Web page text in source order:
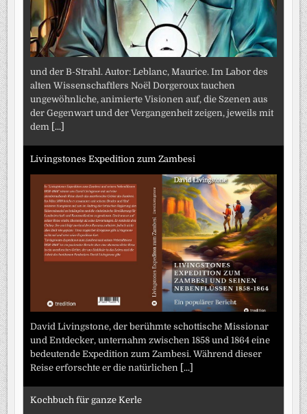
und der B-Strahl. Autor: Leblanc, Maurice. Im Labor des
alten Wissenschaftlers Noël Dorgeroux tauchen
ungewöhnliche, animierte Visionen auf, die Szenen aus
der Gegenwart und der Vergangenheit zeigen, jeweils mit
dem [...]
Livingstones Expedition zum Zambesi
David Livingstone, der berühmte schottische Missionar
und Entdecker, unternahm zwischen 1858 und 1864 eine
bedeutende Expedition zum Zambesi. Während dieser
Reise erforschte er die natürlichen [...]
Kochbuch für ganze Kerle